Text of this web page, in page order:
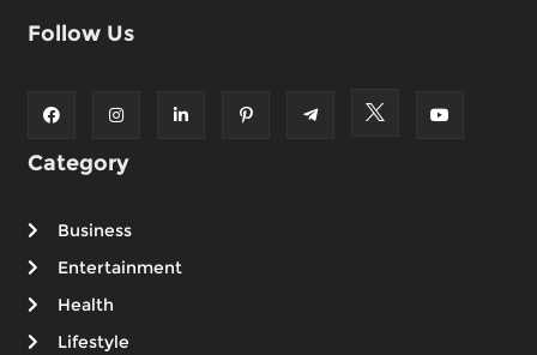
Follow Us
Category
Business
Entertainment
Health
Lifestyle